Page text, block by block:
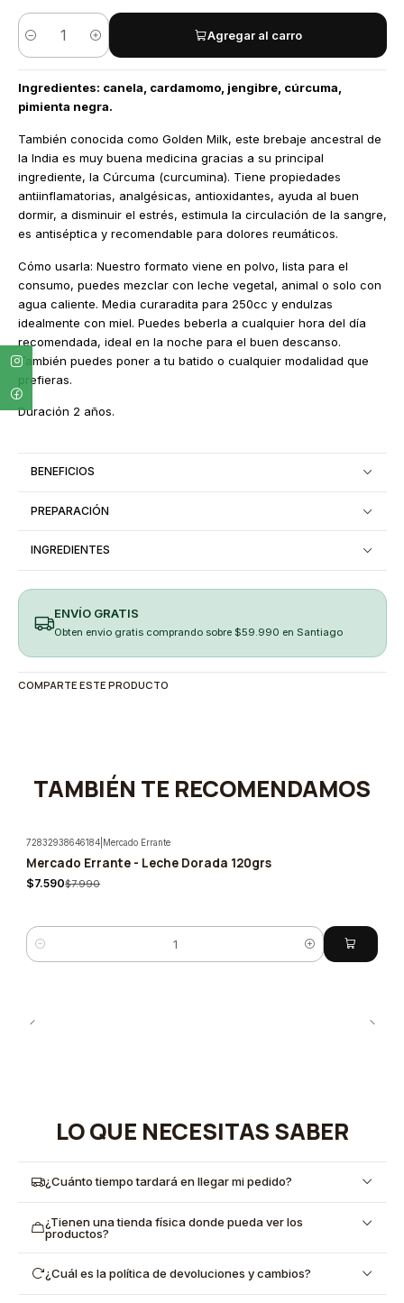
Cantidad
Agregar al carro
Ingredientes: canela, cardamomo, jengibre, cúrcuma,
pimienta negra.
También conocida como Golden Milk, este brebaje ancestral de
la India es muy buena medicina gracias a su principal
ingrediente, la Cúrcuma (curcumina). Tiene propiedades
antiinflamatorias, analgésicas, antioxidantes, ayuda al buen
dormir, a disminuir el estrés, estimula la circulación de la sangre,
es antiséptica y recomendable para dolores reumáticos.
Cómo usarla: Nuestro formato viene en polvo, lista para el
consumo, puedes mezclar con leche vegetal, animal o solo con
agua caliente. Media curaradita para 250cc y endulzas
idealmente con miel. Puedes beberla a cualquier hora del día
recomendada, ideal en la noche para el buen descanso.
También puedes poner a tu batido o cualquier modalidad que
prefieras.
Duración 2 años.
BENEFICIOS
PREPARACIÓN
INGREDIENTES
ENVÍO GRATIS
Obten envio gratis comprando sobre $59.990 en Santiago
COMPARTE ESTE PRODUCTO
TAMBIÉN TE RECOMENDAMOS
-5%
72832938646184 Mercado Errante
Mercado Errante - Leche Dorada 120grs
$7.590$7.990
Cantidad
LO QUE NECESITAS SABER
¿Cuánto tiempo tardará en llegar mi pedido?
¿Tienen una tienda física donde pueda ver los
productos?
¿Cuál es la política de devoluciones y cambios?